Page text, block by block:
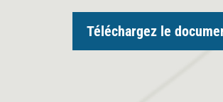
Téléchargez le